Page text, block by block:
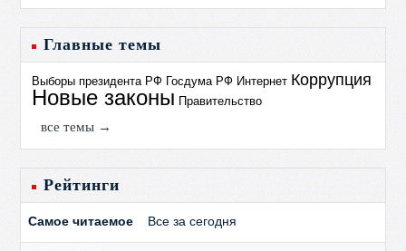
Главные темы
Выборы президента РФ Госдума РФ Интернет Коррупция
Новые законы Правительство
все темы →
Рейтинги
Самое читаемое Все за сегодня